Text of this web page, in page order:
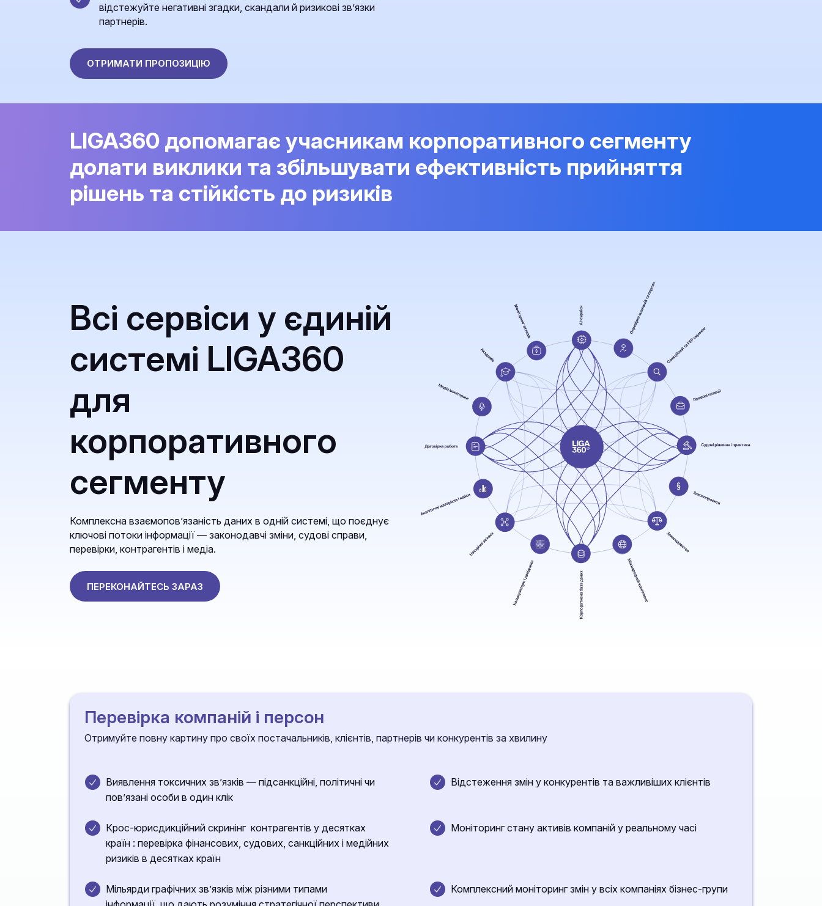
відстежуйте негативні згадки, скандали й ризикові зв’язки
партнерів.
ОТРИМАТИ ПРОПОЗИЦІЮ
LIGA360 допомагає учасникам корпоративного сегменту
долати виклики та збільшувати ефективність прийняття
рішень та стійкість до ризиків
Всі сервіси у єдиній
системі LIGA360
для
корпоративного
сегменту
Комплексна взаємопов’язаність даних в одній системі, що поєднує
ключові потоки інформації — законодавчі зміни, судові справи,
перевірки, контрагентів і медіа.
ПЕРЕКОНАЙТЕСЬ ЗАРАЗ
Перевірка компаній і персон
Отримуйте повну картину про своїх постачальників, клієнтів, партнерів чи конкурентів за хвилину
Виявлення токсичних зв’язків — підсанкційні, політичні чи
пов’язані особи в один клік
Відстеження змін у конкурентів та важливіших клієнтів
Крос-юрисдикційний скринінг контрагентів у десятках
країн : перевірка фінансових, судових, санкційних і медійних
ризиків в десятках країн
Моніторинг стану активів компаній у реальному часі
Мільярди графічних звʼязків між різними типами
Комплексний моніторинг змін у всіх компаніях бізнес-групи